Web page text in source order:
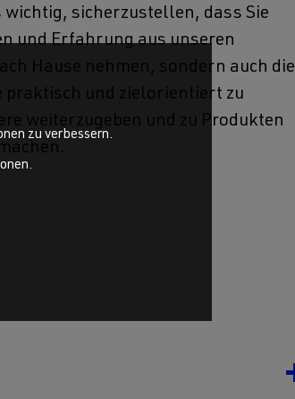
wichtig, sicherzustellen, dass Sie
und Erfahrung aus unseren
Hause nehmen, sondern auch die
praktisch und zielorientiert zu
weiterzugeben und zu Produkten
zu verbessern.